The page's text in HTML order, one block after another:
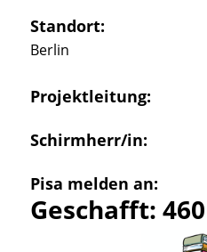
Standort:
Berlin
Projektleitung:
Schirmherr/in:
Pisa melden an:
Geschafft: